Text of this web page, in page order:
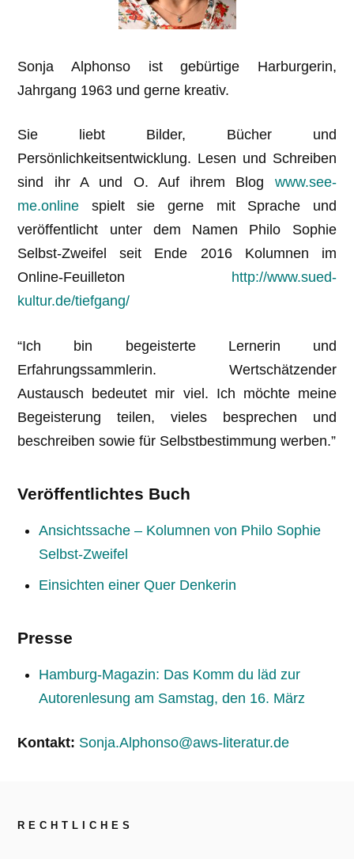
Sonja Alphonso ist gebürtige Harburgerin,
Jahrgang 1963 und gerne kreativ.
Sie liebt Bilder, Bücher und
Persönlichkeitsentwicklung. Lesen und Schreiben
sind ihr A und O. Auf ihrem Blog www.see-
me.online spielt sie gerne mit Sprache und
veröffentlicht unter dem Namen Philo Sophie
Selbst-Zweifel seit Ende 2016 Kolumnen im
Online-Feuilleton
http://www.sued-
kultur.de/tiefgang/
“Ich bin begeisterte Lernerin und
Erfahrungssammlerin. Wertschätzender
Austausch bedeutet mir viel. Ich möchte meine
Begeisterung teilen, vieles besprechen und
beschreiben sowie für Selbstbestimmung werben.”
Veröffentlichtes Buch
Ansichtssache – Kolumnen von Philo Sophie
Selbst-Zweifel
Einsichten einer Quer Denkerin
Presse
Hamburg-Magazin: Das Komm du läd zur
Autorenlesung am Samstag, den 16. März
Kontakt: Sonja.Alphonso@aws-literatur.de
RECHTLICHES